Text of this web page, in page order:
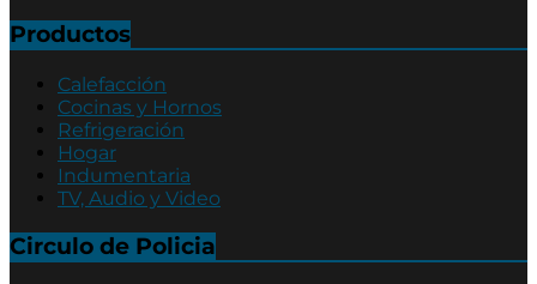
Productos
Calefacción
Cocinas y Hornos
Refrigeración
Hogar
Indumentaria
TV, Audio y Video
Circulo de Policia